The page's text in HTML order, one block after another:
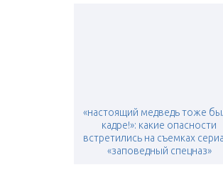
«настоящий медведь тоже
кадре!»: какие опасности
встретились на съемках
«заповедный спецназ»